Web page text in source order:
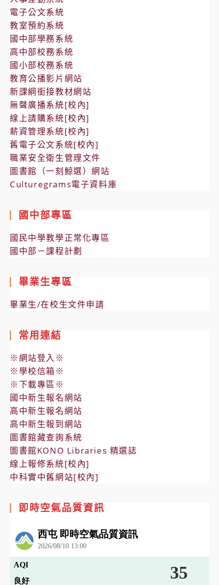
電子公文系統
教室預約系統
國中部學務系統
高中部校務系統
國小部校務系統
教育公播影片網站
新課綱銜接教材網站
無聲廣播系統[校內]
線上請購系統[校內]
薪資管理系統[校內]
舊電子公文系統[校內]
職業安全衛生管理文件
圖書館（一刻鯨選）網站
Culturegrams電子資料庫
國中部專區
國民中學教學正常化專區
國中部－課程計劃
畢業生專區
畢業生/在校生文件申請
常用連結
※網站登入※
※學校信箱※
※下載專區※
國中新生報名網站
高中新生報名網站
高中新生報到網站
圖書館藏查詢系統
圖書館KONO Libraries 精選誌
線上報修系統[校內]
中科實中舊網站[校內]
即時空氣品質資訊